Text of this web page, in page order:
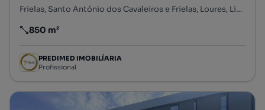
Frielas, Santo António dos Cavaleiros e Frielas, Loures, Lisboa
Preço por metro quadrado
850 m²
PREDIMED IMOBILÍARIA
Profissional